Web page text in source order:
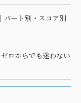
パート別・スコア別
ロからでも迷わない